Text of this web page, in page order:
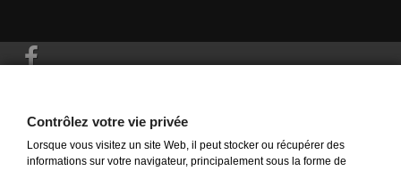
Mon compte
Contrôlez votre vie privée
Lorsque vous visitez un site Web, il peut stocker ou récupérer des
informations sur votre navigateur, principalement sous la forme de